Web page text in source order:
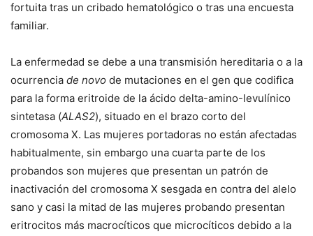
fortuita tras un cribado hematológico o tras una encuesta
familiar.
La enfermedad se debe a una transmisión hereditaria o a la
ocurrencia de novo de mutaciones en el gen que codifica
para la forma eritroide de la ácido delta-amino-levulínico
sintetasa (ALAS2), situado en el brazo corto del
cromosoma X. Las mujeres portadoras no están afectadas
habitualmente, sin embargo una cuarta parte de los
probandos son mujeres que presentan un patrón de
inactivación del cromosoma X sesgada en contra del alelo
sano y casi la mitad de las mujeres probando presentan
eritrocitos más macrocíticos que microcíticos debido a la